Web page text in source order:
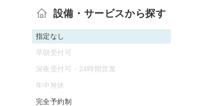
設備・サービスから探す
指定なし
早朝受付可
深夜受付可・24時間営業
年中無休
完全予約制